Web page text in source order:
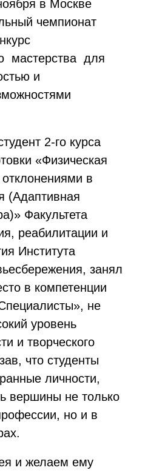
в Москве
чемпионат
мастерства для
и
2-го курса
«Физическая
в
(Адаптивная
Факультета
реабилитации и
Института
занял
в компетенции
не
уровень
и творческого
что студенты
личности,
вершины не только
но и в
и желаем ему